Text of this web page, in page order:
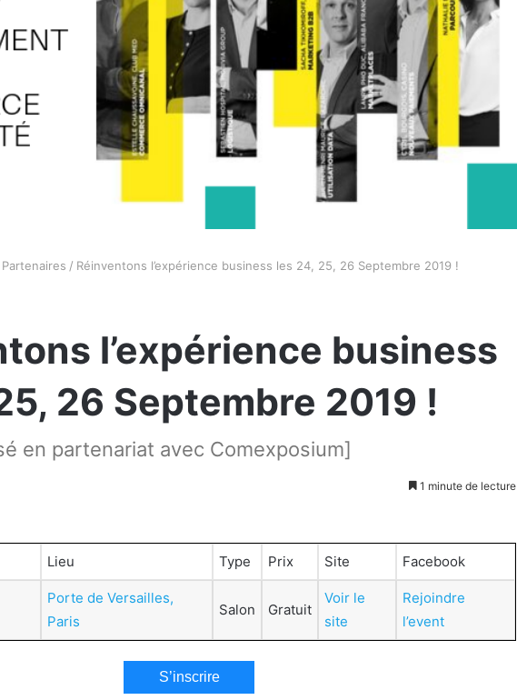
Partenaires / Réinventons l’expérience business les 24, 25, 26 Septembre 2019 !
l’expérience business
26 Septembre 2019 !
en partenariat avec Comexposium]
1 minute de lecture
Lieu Type Prix Site Facebook
Porte de Versailles,
Paris
Salon Gratuit
Voir le
site
Rejoindre
l’event
S’inscrire